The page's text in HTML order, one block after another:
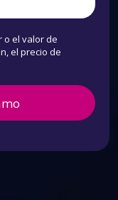
o el valor de
el precio de